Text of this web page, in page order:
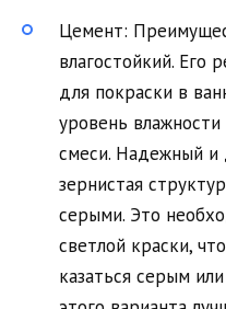
Цемент:
влагостойкий. Его
для покраски в
уровень
смеси. Надежный и
зернистая
серыми. Это
светлой краски,
казаться серым